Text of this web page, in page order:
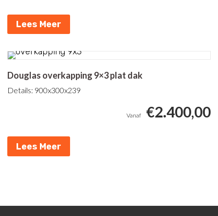
Lees Meer
Douglas overkapping 9×3 plat dak
Details: 900x300x239
€2.400,00
Lees Meer